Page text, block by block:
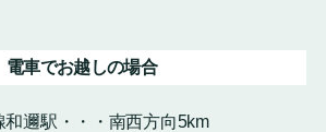
電車でお越しの場合
和邇駅・・・南西方向5km